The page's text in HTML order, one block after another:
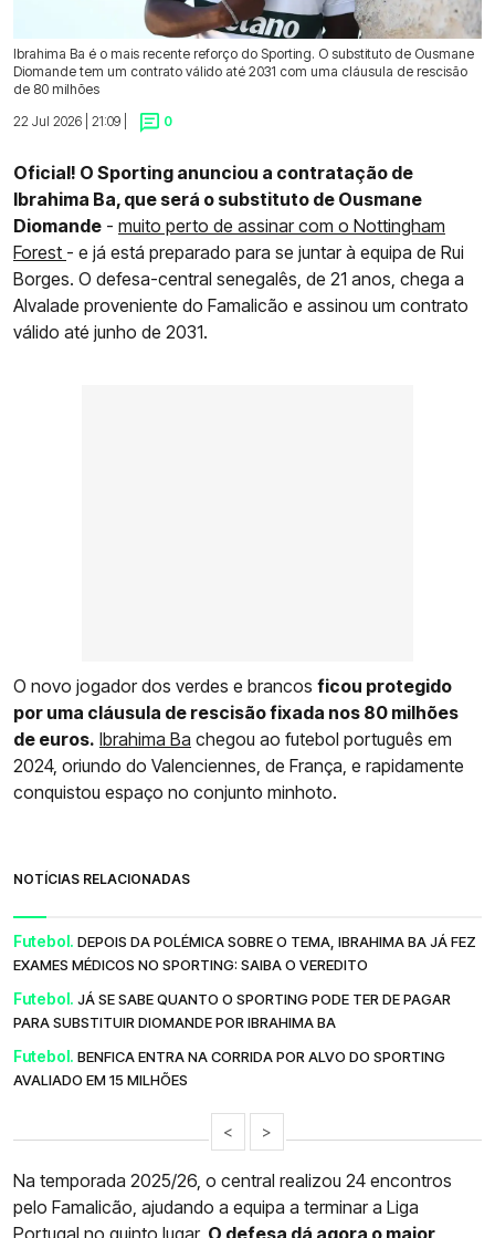
Ibrahima Ba é o mais recente reforço do Sporting. O substituto de Ousmane
Diomande tem um contrato válido até 2031 com uma cláusula de rescisão
de 80 milhões
22 Jul 2026 | 21:09 |
0
Oficial! O Sporting anunciou a contratação de
Ibrahima Ba, que será o substituto de Ousmane
Diomande - muito perto de assinar com o Nottingham
Forest - e já está preparado para se juntar à equipa de Rui
Borges. O defesa-central senegalês, de 21 anos, chega a
Alvalade proveniente do Famalicão e assinou um contrato
válido até junho de 2031.
O novo jogador dos verdes e brancos ficou protegido
por uma cláusula de rescisão fixada nos 80 milhões
de euros. Ibrahima Ba chegou ao futebol português em
2024, oriundo do Valenciennes, de França, e rapidamente
conquistou espaço no conjunto minhoto.
NOTÍCIAS RELACIONADAS
Futebol. DEPOIS DA POLÉMICA SOBRE O TEMA, IBRAHIMA BA JÁ FEZ
EXAMES MÉDICOS NO SPORTING: SAIBA O VEREDITO
Futebol. JÁ SE SABE QUANTO O SPORTING PODE TER DE PAGAR
PARA SUBSTITUIR DIOMANDE POR IBRAHIMA BA
Futebol. BENFICA ENTRA NA CORRIDA POR ALVO DO SPORTING
AVALIADO EM 15 MILHÕES
< >
Na temporada 2025/26, o central realizou 24 encontros
pelo Famalicão, ajudando a equipa a terminar a Liga
Portugal no quinto lugar. O defesa dá agora o maior